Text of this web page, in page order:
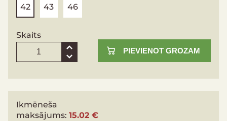
42
43 46
Skaits
PIEVIENOT GROZAM
Ikmēneša
maksājums:15.02 €